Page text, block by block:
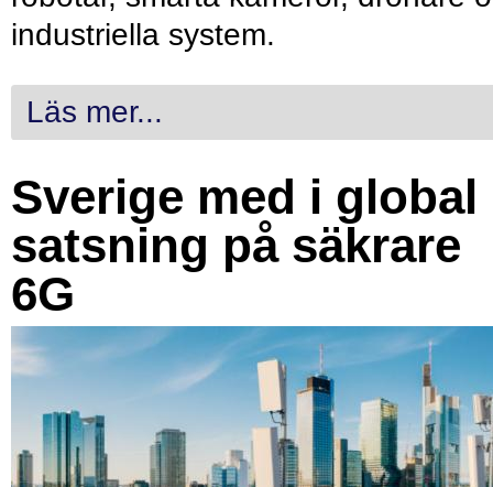
industriella system.
Läs mer...
Sverige med i global
satsning på säkrare
6G